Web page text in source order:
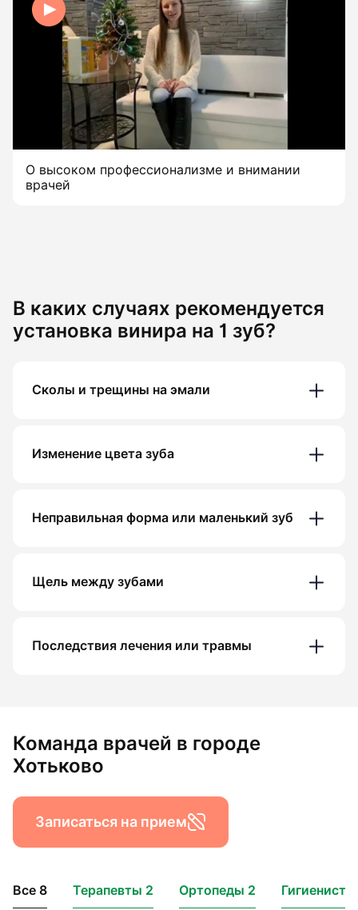
О высоком профессионализме и внимании
врачей
В каких случаях рекомендуется
установка винира на 1 зуб?
Сколы и трещины на эмали
Изменение цвета зуба
Неправильная форма или маленький зуб
Щель между зубами
Последствия лечения или травмы
Команда врачей в городе
Хотьково
Записаться на прием
Все 8 Терапевты 2 Ортопеды 2 Гигиенисты